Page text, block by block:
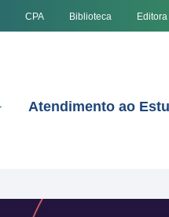
CPA Biblioteca Editora
Atendimento ao